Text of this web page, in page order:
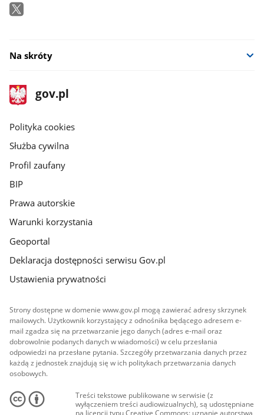
Na skróty
stopka
gov.pl
Strona
gov.pl
gov.pl
Polityka cookies
Służba cywilna
Profil zaufany
BIP
Prawa autorskie
Warunki korzystania
Geoportal
Deklaracja dostępności serwisu Gov.pl
Ustawienia prywatności
Strony dostępne w domenie www.gov.pl mogą zawierać adresy skrzynek
mailowych. Użytkownik korzystający z odnośnika będącego adresem e-
mail zgadza się na przetwarzanie jego danych (adres e-mail oraz
dobrowolnie podanych danych w wiadomości) w celu przesłania
odpowiedzi na przesłane pytania. Szczegóły przetwarzania danych przez
każdą z jednostek znajdują się w ich politykach przetwarzania danych
osobowych.
Treści tekstowe publikowane w serwisie (z
wyłączeniem treści audiowizualnych), są udostępniane